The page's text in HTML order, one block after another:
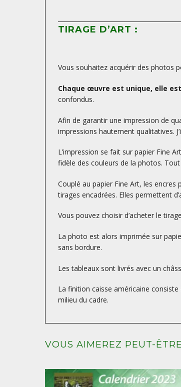
TIRAGE D’ART :
Vous souhaitez acquérir des photos
Chaque œuvre est unique, elle
confondus.
Afin de garantir une impression de
impressions hautement qualitatives.
L’impression se fait sur papier Fine
fidèle des couleurs de la photos.
Couplé au papier Fine Art, les
tirages encadrées. Elles permettent
Vous pouvez choisir d’acheter le
La photo est alors imprimée sur
sans bordure.
Les tableaux sont livrés avec un
La finition caisse américaine
milieu du cadre.
VOUS AIMEREZ PEUT-